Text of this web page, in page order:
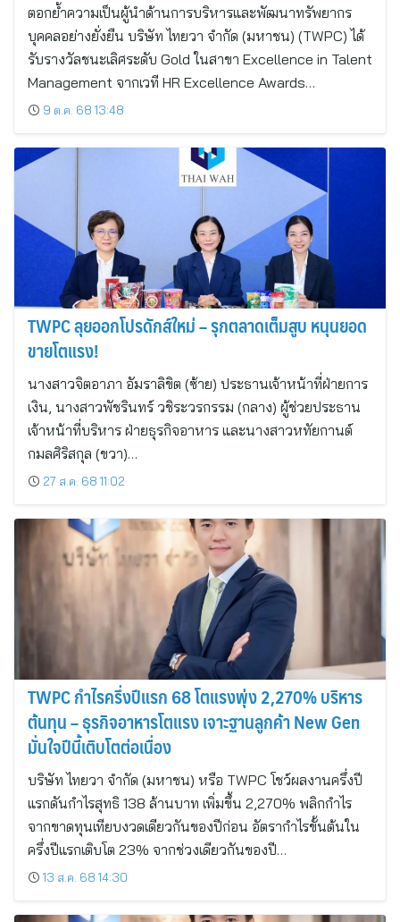
ตอกย้ำความเป็นผู้นำด้านการบริหารและพัฒนาทรัพยากร
บุคคลอย่างยั่งยืน บริษัท ไทยวา จำกัด (มหาชน) (TWPC) ได้
รับรางวัลชนะเลิศระดับ Gold ในสาขา Excellence in Talent
Management จากเวที HR Excellence Awards…
9 ต.ค. 68 13:48
TWPC ลุยออกโปรดักส์ใหม่ – รุกตลาดเต็มสูบ หนุนยอด
ขายโตแรง!
นางสาวจิตอาภา อัมราลิขิต (ซ้าย) ประธานเจ้าหน้าที่ฝ่ายการ
เงิน, นางสาวพัชรินทร์ วชิระวรกรรม (กลาง) ผู้ช่วยประธาน
เจ้าหน้าที่บริหาร ฝ่ายธุรกิจอาหาร และนางสาวหทัยกานต์
กมลศิริสกุล (ขวา)…
27 ส.ค. 68 11:02
TWPC กำไรครึ่งปีแรก 68 โตแรงพุ่ง 2,270% บริหาร
ต้นทุน – ธุรกิจอาหารโตแรง เจาะฐานลูกค้า New Gen
มั่นใจปีนี้เติบโตต่อเนื่อง
บริษัท ไทยวา จำกัด (มหาชน) หรือ TWPC โชว์ผลงานครึ่งปี
แรกดันกำไรสุทธิ 138 ล้านบาท เพิ่มขึ้น 2,270% พลิกกำไร
จากขาดทุนเทียบงวดเดียวกันของปีก่อน อัตรากำไรขั้นต้นใน
ครึ่งปีแรกเติบโต 23% จากช่วงเดียวกันของปี…
13 ส.ค. 68 14:30